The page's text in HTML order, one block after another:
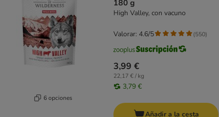
6 opciones
180 g
High Valley, con vacuno
3,99 €
22,17 € / kg
3,79 €
Valorar: 4.6/5 (550)
Añadir a la cesta